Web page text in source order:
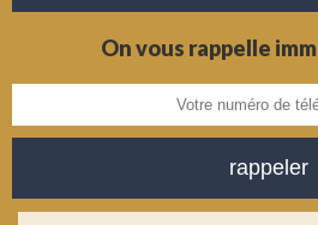
On vous rappelle